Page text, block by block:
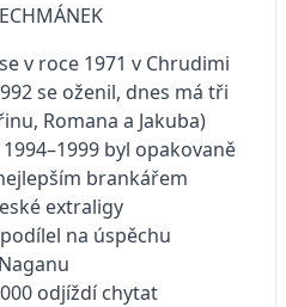
v roce 1971 v Chrudimi
se oženil, dnes má tři
Romana a Jakuba)
byl opakovaně
brankářem
extraligy
na úspěchu
odjíždí chytat